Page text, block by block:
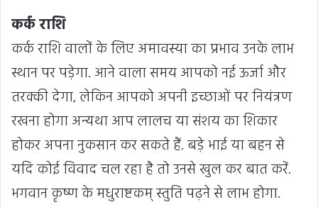
कर्क राशि
कर्क राशि वालों के लिए अमावस्या का प्रभाव उनके लाभ
स्थान पर पड़ेगा. आने वाला समय आपको नई ऊर्जा और
तरक्की देगा, लेकिन आपको अपनी इच्छाओं पर नियंत्रण
रखना होगा अन्यथा आप लालच या संशय का शिकार
होकर अपना नुकसान कर सकते हैं. बड़े भाई या बहन से
यदि कोई विवाद चल रहा है तो उनसे खुल कर बात करें.
भगवान कृष्ण के मधुराष्टकम् स्तुति पढ़ने से लाभ होगा.